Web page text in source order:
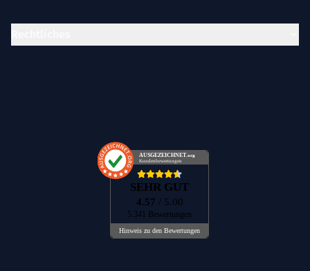
AUSGEZEICHNET.org
Kundenbewertungen
SEHR GUT
4.57 / 5.00
5.341 Bewertungen
Hinweis zu den Bewertungen